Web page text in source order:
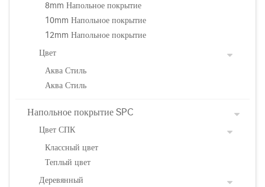
8mm Напольное покрытие
10mm Напольное покрытие
12mm Напольное покрытие
Цвет
Аква Стиль
Аква Стиль
Напольное покрытие SPC
Цвет СПК
Классный цвет
Теплый цвет
Деревянный